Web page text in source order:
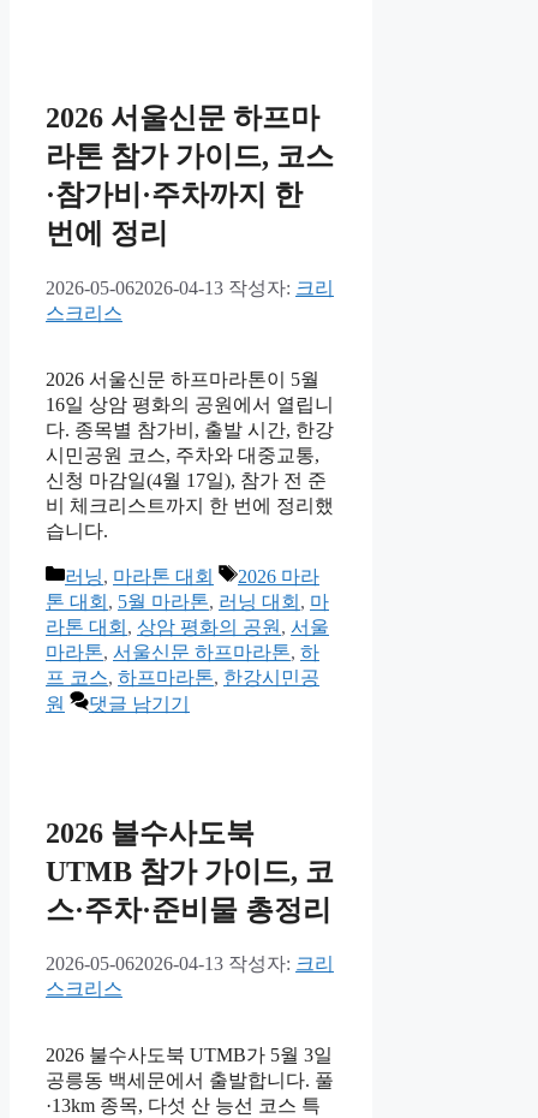
2026 서울신문 하프마
라톤 참가 가이드, 코스
·참가비·주차까지 한
번에 정리
2026-05-062026-04-13 작성자: 크리
스크리스
2026 서울신문 하프마라톤이 5월
16일 상암 평화의 공원에서 열립니
다. 종목별 참가비, 출발 시간, 한강
시민공원 코스, 주차와 대중교통,
신청 마감일(4월 17일), 참가 전 준
비 체크리스트까지 한 번에 정리했
습니다.
카
테
고
리
러닝, 마라톤 대회
태
그
2026 마라
톤 대회 , 5월 마라톤, 러닝 대회 , 마
라톤 대회 , 상암 평화의 공원 , 서울
마라톤, 서울신문 하프마라톤, 하
프 코스, 하프마라톤, 한강시민공
원
댓글 남기기
2026 불수사도북
UTMB 참가 가이드, 코
스·주차·준비물 총정리
2026-05-062026-04-13 작성자: 크리
스크리스
2026 불수사도북 UTMB가 5월 3일
공릉동 백세문에서 출발합니다. 풀
·13km 종목, 다섯 산 능선 코스 특